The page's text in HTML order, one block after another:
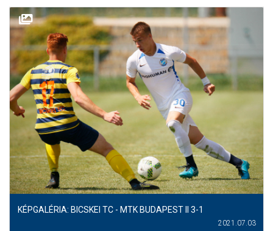
KÉPGALÉRIA: BICSKEI TC - MTK BUDAPEST II 3-1
2021.07.03